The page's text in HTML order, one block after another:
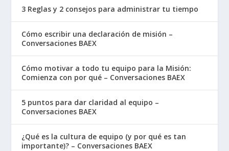
3 Reglas y 2 consejos para administrar tu tiempo
Cómo escribir una declaración de misión –
Conversaciones BAEX
Cómo motivar a todo tu equipo para la Misión:
Comienza con por qué – Conversaciones BAEX
5 puntos para dar claridad al equipo –
Conversaciones BAEX
¿Qué es la cultura de equipo (y por qué es tan
importante)? – Conversaciones BAEX